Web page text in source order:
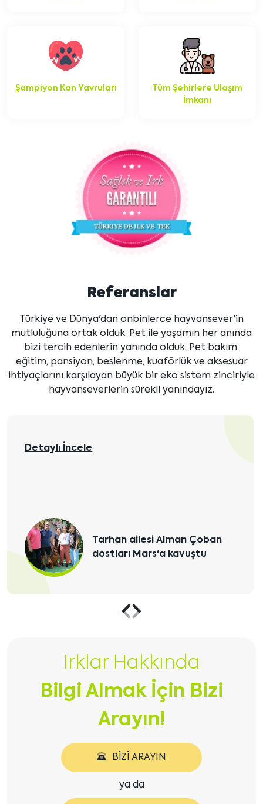
Şampiyon Kan Yavruları
Tüm Şehirlere Ulaşım
İmkanı
Referanslar
Türkiye ve Dünya'dan onbinlerce hayvansever'in
mutluluğuna ortak olduk. Pet ile yaşamın her anında
bizi tercih edenlerin yanında olduk. Pet bakım,
eğitim, pansiyon, beslenme, kuaförlük ve aksesuar
ihtiyaçlarını karşılayan büyük bir eko sistem zinciriyle
hayvanseverlerin sürekli yanındayız.
Elit Yavru'dan sahiplenilen Beyaz Alman
Çoban Köpeği Ayaz, puppy eğitiminin
Köpeği Ayaz Temel İtaat
Eğitimini Başarıyla
Önceki
göster
göster
Irklar Hakkında
Bilgi Almak İçin Bizi
Arayın!
BIZI ARAYIN
ya da